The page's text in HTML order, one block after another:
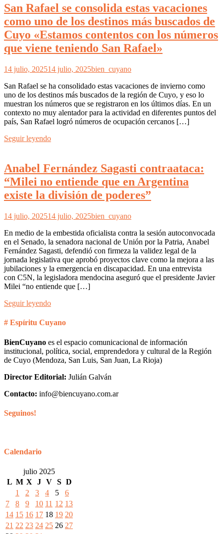
San Rafael se consolida estas vacaciones
como uno de los destinos más buscados de
Cuyo «Estamos contentos con los números
que viene teniendo San Rafael»
14 julio, 202514 julio, 2025bien_cuyano
San Rafael se ha consolidado estas vacaciones de invierno como
uno de los destinos más buscados de la región de Cuyo, y eso lo
muestran los números que se registraron en los últimos días. En un
contexto no muy alentador para la actividad en diferentes puntos del
país, San Rafael logró números de ocupación cercanos […]
Seguir leyendo
Anabel Fernández Sagasti contraataca:
“Milei no entiende que en Argentina
existe la división de poderes”
14 julio, 202514 julio, 2025bien_cuyano
En medio de la embestida oficialista contra la sesión autoconvocada
en el Senado, la senadora nacional de Unión por la Patria, Anabel
Fernández Sagasti, defendió con firmeza la validez legal de la
jornada legislativa que aprobó proyectos clave como la mejora a las
jubilaciones y la emergencia en discapacidad. En una entrevista
con C5N, la legisladora mendocina aseguró que el presidente Javier
Milei “no entiende que […]
Seguir leyendo
# Espíritu Cuyano
BienCuyano es el espacio comunicacional de información
institucional, política, social, emprendedora y cultural de la Región
de Cuyo (Mendoza, San Luis, San Juan, La Rioja)
Director Editorial: Julián Galván
Contacto: info@biencuyano.com.ar
Seguinos!
Calendario
julio 2025
L M X J V S D
1
2 3 4 5
6
7
8 9 10 11 12 13
14 15 16 17 18 19 20
21 22 23 24 25 26 27